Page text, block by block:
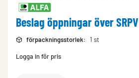
Beslag öppningar över SRPV
förpackningsstorlek: 1 st
Logga in för pris